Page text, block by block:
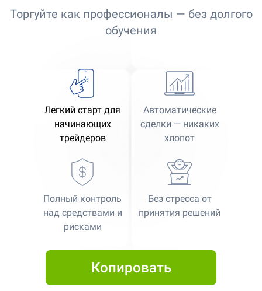
Торгуйте как профессионалы — без долгого
обучения
Легкий старт для
начинающих
трейдеров
Автоматические
сделки — никаких
хлопот
Полный контроль
над средствами и
рисками
Без стресса от
принятия решений
Копировать
Global Brands Magazine Awards 2023
Best Copy Trading Platform 2025
Best Copy Trading Broker 2024